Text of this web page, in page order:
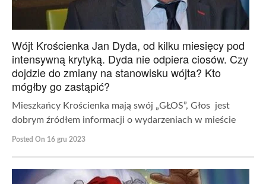
Wójt Krościenka Jan Dyda, od kilku miesięcy pod
intensywną krytyką. Dyda nie odpiera ciosów. Czy
dojdzie do zmiany na stanowisku wójta? Kto
mógłby go zastąpić?
Mieszkańcy Krościenka mają swój „GŁOS”, Głos jest
dobrym źródłem informacji o wydarzeniach w mieście
Posted On 16 gru 2023